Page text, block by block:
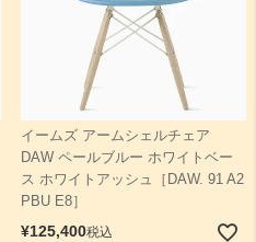
イームズ アームシェルチェア
DAW ペールブルー ホワイトベー
ス ホワイトアッシュ［DAW. 91 A2
PBU E8］
¥125,400税込